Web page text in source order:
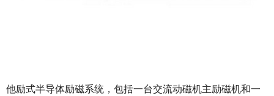
他励式半导体励磁系统，包括一台交流动磁机主励磁机和一